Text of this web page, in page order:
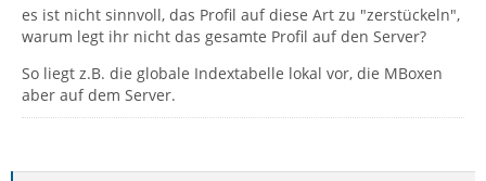
es ist nicht sinnvoll, das Profil auf diese Art zu "zerstückeln",
warum legt ihr nicht das gesamte Profil auf den Server?
So liegt z.B. die globale Indextabelle lokal vor, die MBoxen
aber auf dem Server.